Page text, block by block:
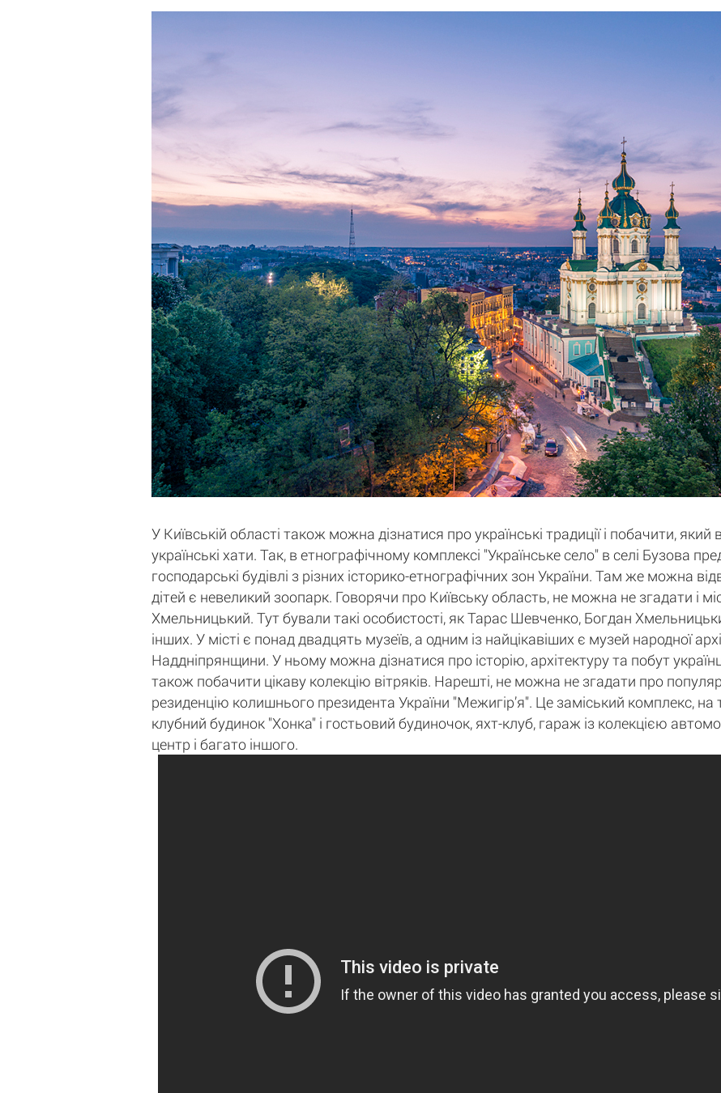
У Київській області також можна дізнатися про українські традиції і побачити,
українські хати. Так, в етнографічному комплексі "Українське село" в селі Бузова
господарські будівлі з різних історико-етнографічних зон України. Там же можна
дітей є невеликий зоопарк. Говорячи про Київську область, не можна не згадати і
Хмельницький. Тут бували такі особистості, як Тарас Шевченко, Богдан
інших. У місті є понад двадцять музеїв, а одним із найцікавіших є музей народної
Наддніпрянщини. У ньому можна дізнатися про історію, архітектуру та побут
також побачити цікаву колекцію вітряків. Нарешті, не можна не згадати про
резиденцію колишнього президента України "Межигір’я". Це заміський комплекс, на
клубний будинок "Хонка" і гостьовий будиночок, яхт-клуб, гараж із колекцією
центр і багато іншого.